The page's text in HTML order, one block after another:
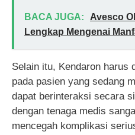
BACA JUGA:
Avesco
Lengkap Mengenai
Selain itu, Kendaron harus
pada pasien yang sedang
dapat berinteraksi secara
dengan tenaga medis
mencegah komplikasi